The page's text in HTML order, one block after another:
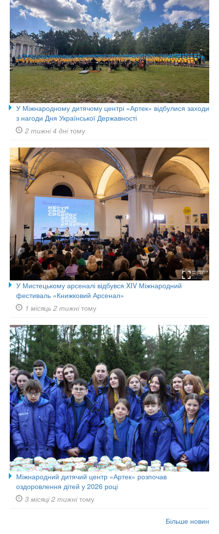
У Міжнародному дитячому центрі «Артек» відбулися заходи
з нагоди Дня Української Державності
2 тижні 4 днітому
У Мистецькому арсеналі відбувся XIV Міжнародний
фестиваль «Книжковий Арсенал»
1 місяць 2 тижнітому
Міжнародний дитячий центр «Артек» розпочав
оздоровлення дітей у 2026 році
3 місяці 2 тижнітому
Більше новин